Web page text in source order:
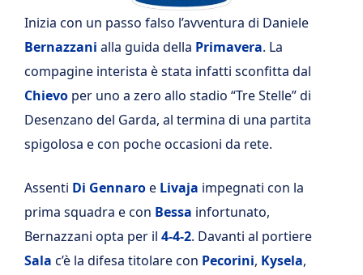
Inizia con un passo falso l’avventura di Daniele
Bernazzani alla guida della Primavera. La
compagine interista è stata infatti sconfitta dal
Chievo per uno a zero allo stadio “Tre Stelle” di
Desenzano del Garda, al termina di una partita
spigolosa e con poche occasioni da rete.
Assenti Di Gennaroe Livaja impegnati con la
prima squadra e con Bessa infortunato,
Bernazzani opta per il 4-4-2. Davanti al portiere
Sala c’è la difesa titolare con Pecorini, Kysela,